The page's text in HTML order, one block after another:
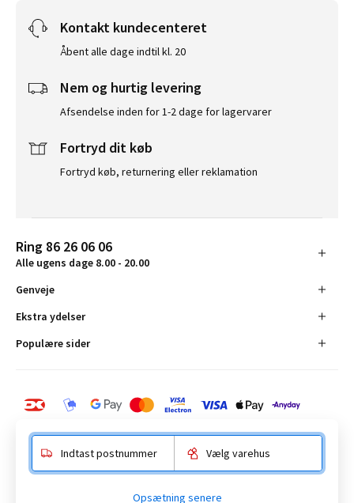
Kontakt kundecenteret
Åbent alle dage indtil kl. 20
Nem og hurtig levering
Afsendelse inden for 1-2 dage for lagervarer
Fortryd dit køb
Fortryd køb, returnering eller reklamation
Ring 86 26 06 06
Alle ugens dage 8.00 - 20.00
Genveje
Ekstra ydelser
Populære sider
Indtast postnummer Vælg varehus
Opsætning senere